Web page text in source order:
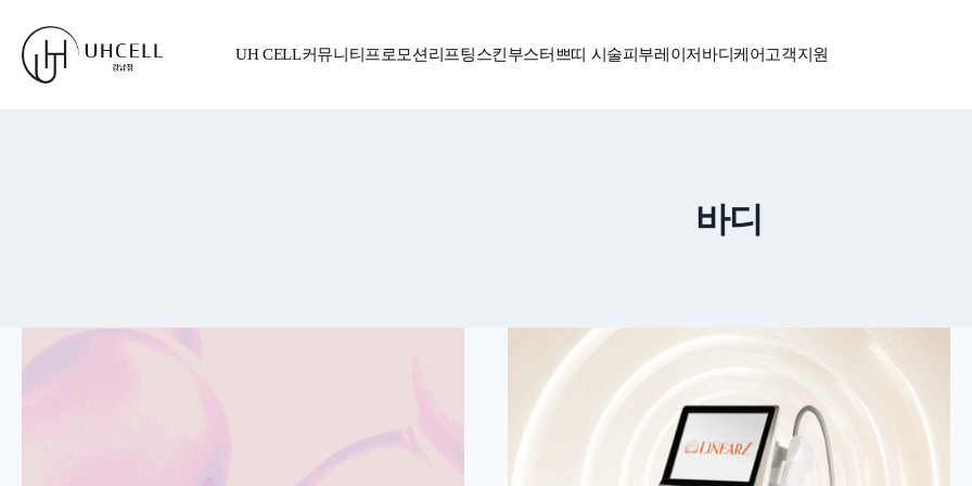
content
UH CELL커뮤니티 프로모션리프팅스킨부스터 쁘띠 시술피부레이저 바디 케어고객지원
바디